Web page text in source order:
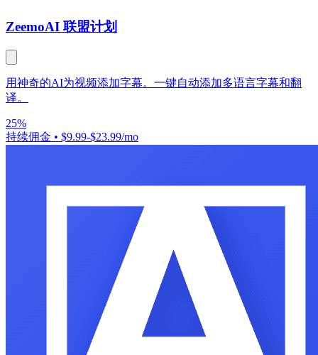
ZeemoAI 联盟计划
用神奇的AI为视频添加字幕。一键自动添加多语言字幕和翻
译。
25%
持续佣金 • $9.99-$23.99/mo